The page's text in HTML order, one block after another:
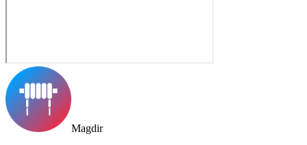
Magdir